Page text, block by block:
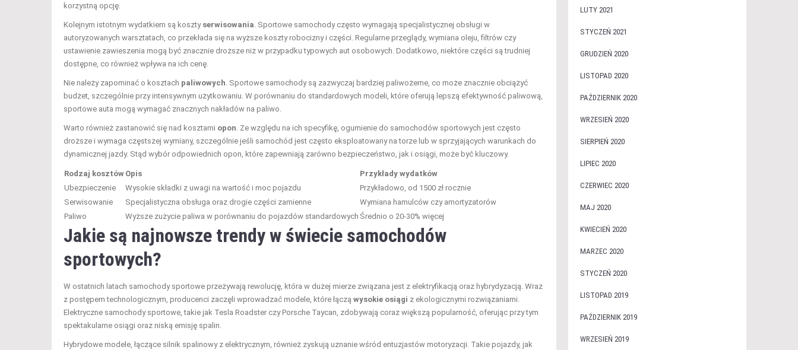
korzystną opcję.
Kolejnym istotnym wydatkiem są koszty serwisowania . Sportowe samochody często wymagają specjalistycznej obsługi w
autoryzowanych warsztatach, co przekłada się na wyższe koszty robocizny i części. Regularne przeglądy, wymiana oleju, filtrów czy
ustawienie zawieszenia mogą być znacznie droższe niż w przypadku typowych aut osobowych. Dodatkowo, niektóre części są trudniej
dostępne, co również wpływa na ich cenę.
Nie należy zapominać o kosztach paliwowych . Sportowe samochody są zazwyczaj bardziej paliwożerne, co może znacznie obciążyć
budżet, szczególnie przy intensywnym użytkowaniu. W porównaniu do standardowych modeli, które oferują lepszą efektywność paliwową,
sportowe auta mogą wymagać znacznych nakładów na paliwo.
Warto również zastanowić się nad kosztami opon . Ze względu na ich specyfikę, ogumienie do samochodów sportowych jest często
droższe i wymaga częstszej wymiany, szczególnie jeśli samochód jest często eksploatowany na torze lub w sprzyjających warunkach do
dynamicznej jazdy. Stąd wybór odpowiednich opon, które zapewniają zarówno bezpieczeństwo, jak i osiągi, może być kluczowy.
Rodzaj kosztów Opis
Przykłady wydatków
Ubezpieczenie
Wysokie składki z uwagi na wartość i moc pojazdu
Przykładowo, od 1500 zł rocznie
Serwisowanie
Specjalistyczna obsługa oraz drogie części zamienne
Wymiana hamulców czy amortyzatorów
Paliwo
Wyższe zużycie paliwa w porównaniu do pojazdów standardowych Średnio o 20-30% więcej
Jakie są najnowsze trendy w świecie samochodów
sportowych?
W ostatnich latach samochody sportowe przeżywają rewolucję, która w dużej mierze związana jest z elektryfikacją oraz hybrydyzacją. Wraz
z postępem technologicznym, producenci zaczęli wprowadzać modele, które łączą wysokie osiągi z ekologicznymi rozwiązaniami.
Elektryczne samochody sportowe, takie jak Tesla Roadster czy Porsche Taycan, zdobywają coraz większą popularność, oferując przy tym
spektakularne osiągi oraz niską emisję spalin.
Hybrydowe modele, łączące silnik spalinowy z elektrycznym, również zyskują uznanie wśród entuzjastów motoryzacji. Takie pojazdy, jak
LUTY 2021
STYCZEŃ 2021
GRUDZIEŃ 2020
LISTOPAD 2020
PAŹDZIERNIK 2020
WRZESIEŃ 2020
SIERPIEŃ 2020
LIPIEC 2020
CZERWIEC 2020
MAJ 2020
KWIECIEŃ 2020
MARZEC 2020
STYCZEŃ 2020
LISTOPAD 2019
PAŹDZIERNIK 2019
WRZESIEŃ 2019